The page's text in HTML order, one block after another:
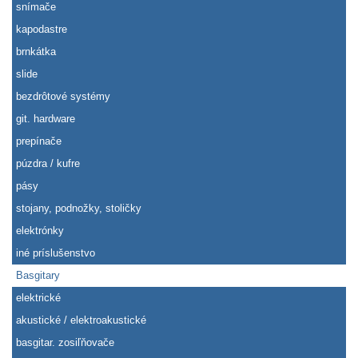
snímače
kapodastre
brnkátka
slide
bezdrôtové systémy
git. hardware
prepínače
púzdra / kufre
pásy
stojany, podnožky, stoličky
elektrónky
iné príslušenstvo
Basgitary
elektrické
akustické / elektroakustické
basgitar. zosiľňovače